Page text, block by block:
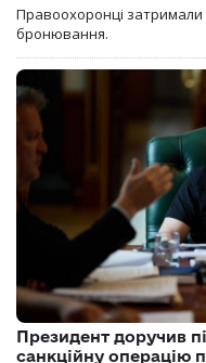
Правоохоронці
бронювання.
Президент доручив
санкційну операцію